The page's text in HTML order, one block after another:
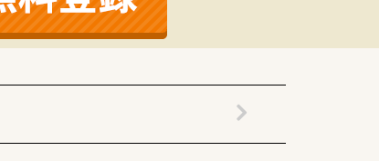
舗持ち回りで実施する「専門科目